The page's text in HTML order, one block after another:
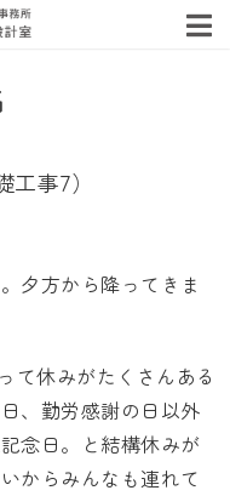
事7）
夕方から降ってきま
て休みがたくさんある
、勤労感謝の日以外
念日。と結構休みが
からみんなも連れて